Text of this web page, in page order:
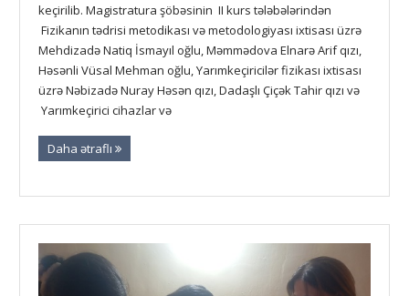
keçirilib. Magistratura şöbəsinin II kurs tələbələrindən
Fizikanın tədrisi metodikası və metodologiyası ixtisası üzrə
Mehdizadə Natiq İsmayıl oğlu, Məmmədova Elnarə Arif qızı,
Həsənli Vüsal Mehman oğlu, Yarımkeçiricilər fizikası ixtisası
üzrə Nəbizadə Nuray Həsən qızı, Dadaşlı Çiçək Tahir qızı və
Yarımkeçirici cihazlar və
Daha ətraflı